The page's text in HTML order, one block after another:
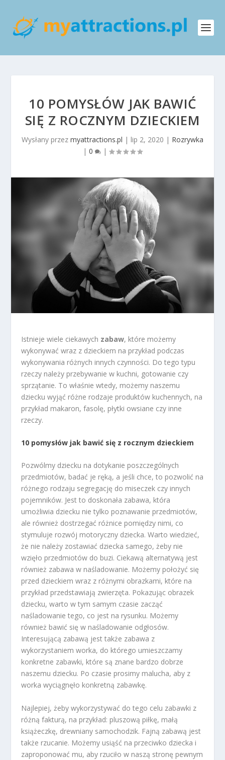
10 POMYSŁÓW JAK BAWIĆ
SIĘ Z ROCZNYM DZIECKIEM
Wysłany przez myattractions.pl | lip 2, 2020 | Rozrywka
| 0 |
Istnieje wiele ciekawych zabaw, które możemy
wykonywać wraz z dzieckiem na przykład podczas
wykonywania różnych innych czynności. Do tego typu
rzeczy należy przebywanie w kuchni, gotowanie czy
sprzątanie. To właśnie wtedy, możemy naszemu
dziecku wyjąć różne rodzaje produktów kuchennych, na
przykład makaron, fasolę, płytki owsiane czy inne
rzeczy.
10 pomysłów jak bawić się z rocznym dzieckiem
Pozwólmy dziecku na dotykanie poszczególnych
przedmiotów, badać je ręką, a jeśli chce, to pozwolić na
różnego rodzaju segregację do miseczek czy innych
pojemników. Jest to doskonała zabawa, która
umożliwia dziecku nie tylko poznawanie przedmiotów,
ale również dostrzegać różnice pomiędzy nimi, co
stymuluje rozwój motoryczny dziecka. Warto wiedzieć,
że nie należy zostawiać dziecka samego, żeby nie
wzięło przedmiotów do buzi. Ciekawą alternatywą jest
również zabawa w naśladowanie. Możemy położyć się
przed dzieckiem wraz z różnymi obrazkami, które na
przykład przedstawiają zwierzęta. Pokazując obrazek
dziecku, warto w tym samym czasie zacząć
naśladowanie tego, co jest na rysunku. Możemy
również bawić się w naśladowanie odgłosów.
Interesującą zabawą jest także zabawa z
wykorzystaniem worka, do którego umieszczamy
konkretne zabawki, które są znane bardzo dobrze
naszemu dziecku. Po czasie prosimy malucha, aby z
worka wyciągnęło konkretną zabawkę.
Najlepiej, żeby wykorzystywać do tego celu zabawki z
różną fakturą, na przykład: pluszową piłkę, małą
książeczkę, drewniany samochodzik. Fajną zabawą jest
także rzucanie. Możemy usiąść na przeciwko dziecka i
zaproponować mu, aby rzuciło w naszą stronę pewnym